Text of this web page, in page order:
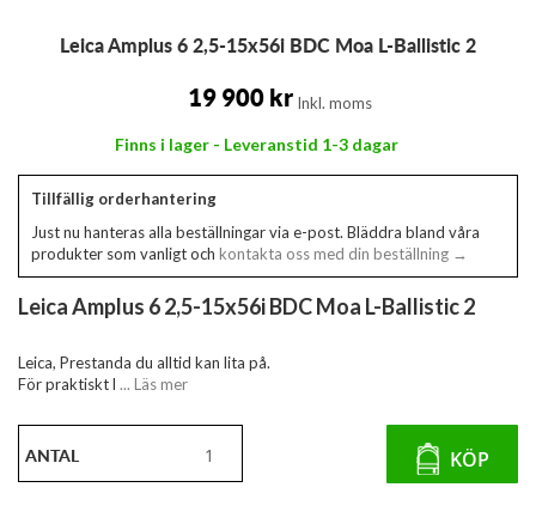
Leica Amplus 6 2,5-15x56i BDC Moa L-Ballistic 2
19 900 kr Inkl. moms
Finns i lager - Leveranstid 1-3 dagar
Tillfällig orderhantering
Just nu hanteras alla beställningar via e-post. Bläddra bland våra
produkter som vanligt och kontakta oss med din beställning →
Leica Amplus 6 2,5-15x56i BDC Moa L-Ballistic 2
Leica, Prestanda du alltid kan lita på.
För praktiskt l ... Läs mer
ANTAL KÖP